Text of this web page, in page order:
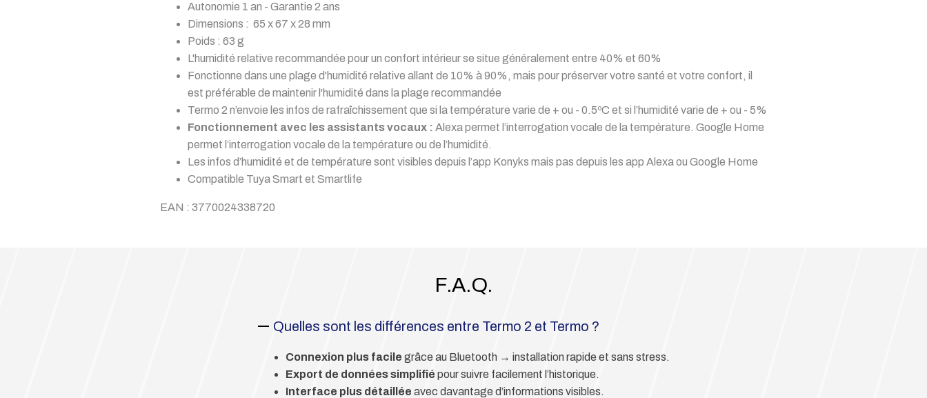
Autonomie 1 an - Garantie 2 ans
Dimensions : 65 x 67 x 28 mm
Poids : 63 g
L'humidité relative recommandée pour un confort intérieur se situe généralement entre 40% et 60%
Fonctionne dans une plage d'humidité relative allant de 10% à 90%, mais pour préserver votre santé et votre confort, il
est préférable de maintenir l'humidité dans la plage recommandée
Termo 2 n’envoie les infos de rafraîchissement que si la température varie de + ou - 0.5ºC et si l’humidité varie de + ou - 5%
Fonctionnement avec les assistants vocaux : Alexa permet l’interrogation vocale de la température. Google Home
permet l’interrogation vocale de la température ou de l’humidité.
Les infos d’humidité et de température sont visibles depuis l’app Konyks mais pas depuis les app Alexa ou Google Home
Compatible Tuya Smart et Smartlife
EAN : 3770024338720
F.A.Q.
Quelles sont les différences entre Termo 2 et Termo ?
Connexion plus facile grâce au Bluetooth → installation rapide et sans stress.
Export de données simplifié pour suivre facilement l’historique.
Interface plus détaillée avec davantage d’informations visibles.